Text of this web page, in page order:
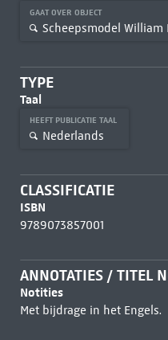
GAAT OVER OBJECT
Scheepsmodel William
TYPE
Taal
HEEFT PUBLICATIE TAAL
Nederlands
CLASSIFICATIE
ISBN
9789073857001
ANNOTATIES / TITEL
Notities
Met bijdrage in het Engels.